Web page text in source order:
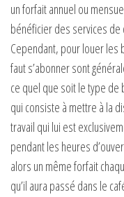
un forfait annuel ou
bénéficier des services de
Cependant, pour louer les
faut s’abonner sont
ce quel que soit le type de
qui consiste à mettre à la
travail qui lui est
pendant les heures
alors un même forfait
qu’il aura passé dans le